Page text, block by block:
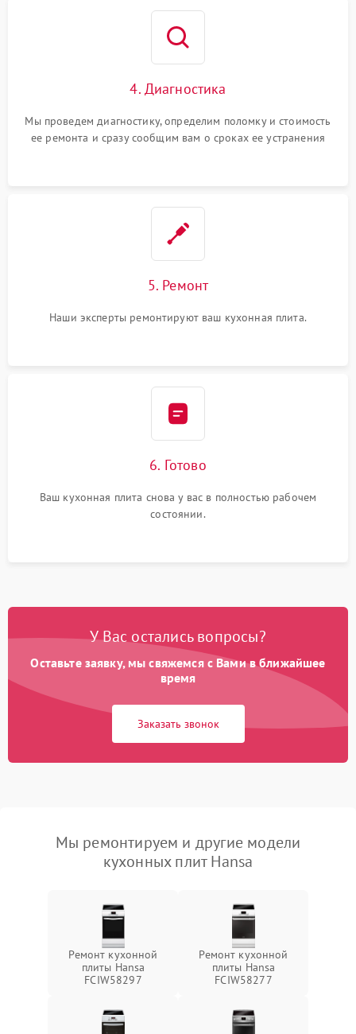
4. Диагностика
Мы проведем диагностику, определим поломку и стоимость
ее ремонта и сразу сообщим вам о сроках ее устранения
5. Ремонт
Наши эксперты ремонтируют ваш кухонная плита.
6. Готово
Ваш кухонная плита снова у вас в полностью рабочем
состоянии.
У Вас остались вопросы?
Оставьте заявку, мы свяжемся с Вами в ближайшее
время
Заказать звонок
Мы ремонтируем и другие модели
кухонных плит Hansa
Ремонт кухонной
плиты Hansa
FCIW58297
Ремонт кухонной
плиты Hansa
FCIW58277